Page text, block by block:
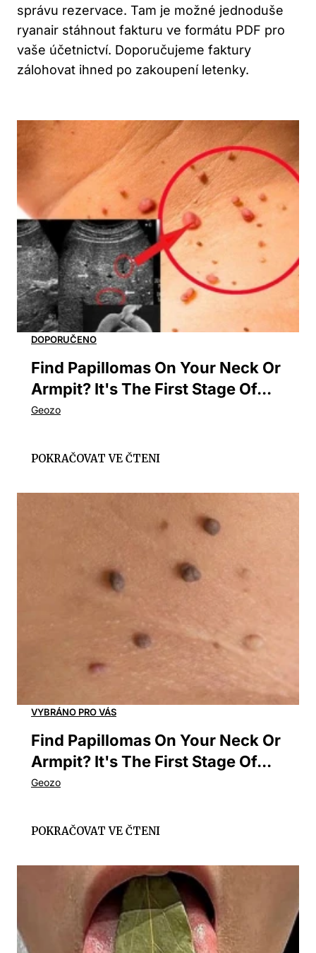
správu rezervace. Tam je možné jednoduše
ryanair stáhnout fakturu ve formátu PDF pro
vaše účetnictví. Doporučujeme faktury
zálohovat ihned po zakoupení letenky.
Find Papillomas On Your Neck Or
Armpit? It's The First Stage Of...
Find Papillomas On Your Neck Or
Armpit? It's The First Stage Of...